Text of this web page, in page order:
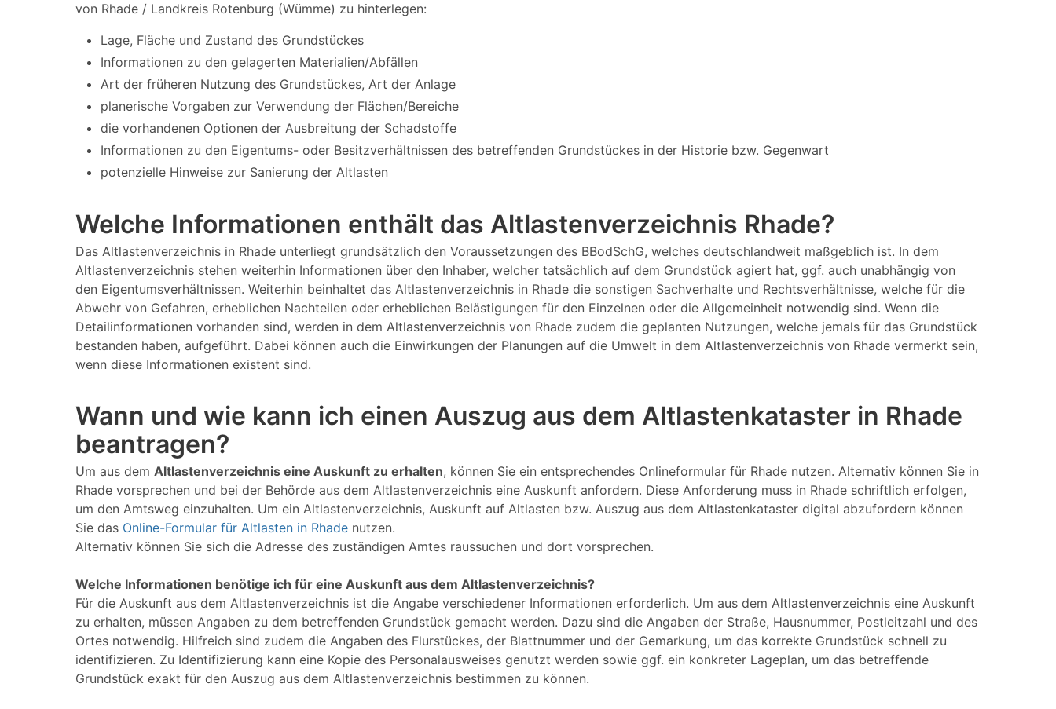
von Rhade / Landkreis Rotenburg (Wümme) zu hinterlegen:
Lage, Fläche und Zustand des Grundstückes
Informationen zu den gelagerten Materialien/Abfällen
Art der früheren Nutzung des Grundstückes, Art der Anlage
planerische Vorgaben zur Verwendung der Flächen/Bereiche
die vorhandenen Optionen der Ausbreitung der Schadstoffe
Informationen zu den Eigentums- oder Besitzverhältnissen des betreffenden Grundstückes in der Historie bzw. Gegenwart
potenzielle Hinweise zur Sanierung der Altlasten
Welche Informationen enthält das Altlastenverzeichnis Rhade?
Das Altlastenverzeichnis in Rhade unterliegt grundsätzlich den Voraussetzungen des BBodSchG, welches deutschlandweit maßgeblich ist. In dem
Altlastenverzeichnis stehen weiterhin Informationen über den Inhaber, welcher tatsächlich auf dem Grundstück agiert hat, ggf. auch unabhängig von
den Eigentumsverhältnissen. Weiterhin beinhaltet das Altlastenverzeichnis in Rhade die sonstigen Sachverhalte und Rechtsverhältnisse, welche für die
Abwehr von Gefahren, erheblichen Nachteilen oder erheblichen Belästigungen für den Einzelnen oder die Allgemeinheit notwendig sind. Wenn die
Detailinformationen vorhanden sind, werden in dem Altlastenverzeichnis von Rhade zudem die geplanten Nutzungen, welche jemals für das Grundstück
bestanden haben, aufgeführt. Dabei können auch die Einwirkungen der Planungen auf die Umwelt in dem Altlastenverzeichnis von Rhade vermerkt sein,
wenn diese Informationen existent sind.
Wann und wie kann ich einen Auszug aus dem Altlastenkataster in Rhade
beantragen?
Um aus dem Altlastenverzeichnis eine Auskunft zu erhalten, können Sie ein entsprechendes Onlineformular für Rhade nutzen. Alternativ können Sie in
Rhade vorsprechen und bei der Behörde aus dem Altlastenverzeichnis eine Auskunft anfordern. Diese Anforderung muss in Rhade schriftlich erfolgen,
um den Amtsweg einzuhalten. Um ein Altlastenverzeichnis, Auskunft auf Altlasten bzw. Auszug aus dem Altlastenkataster digital abzufordern können
Sie das Online-Formular für Altlasten in Rhade nutzen.
Alternativ können Sie sich die Adresse des zuständigen Amtes raussuchen und dort vorsprechen.
Welche Informationen benötige ich für eine Auskunft aus dem Altlastenverzeichnis?
Für die Auskunft aus dem Altlastenverzeichnis ist die Angabe verschiedener Informationen erforderlich. Um aus dem Altlastenverzeichnis eine Auskunft
zu erhalten, müssen Angaben zu dem betreffenden Grundstück gemacht werden. Dazu sind die Angaben der Straße, Hausnummer, Postleitzahl und des
Ortes notwendig. Hilfreich sind zudem die Angaben des Flurstückes, der Blattnummer und der Gemarkung, um das korrekte Grundstück schnell zu
identifizieren. Zu Identifizierung kann eine Kopie des Personalausweises genutzt werden sowie ggf. ein konkreter Lageplan, um das betreffende
Grundstück exakt für den Auszug aus dem Altlastenverzeichnis bestimmen zu können.